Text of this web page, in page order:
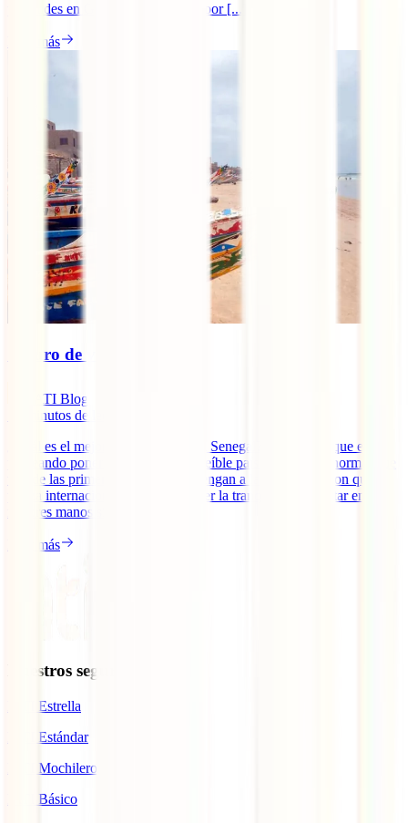
pirámides en Guiza hasta navegar por [...]
Leer más
Seguro de viaje a Senegal
IATI Blog
minutos de lectura
¿Cuál es el mejor seguro de viaje a Senegal? En caso de que estés
planeando poner rumbo a este increíble país africano, es normal que
una de las primeras cosas que te vengan a la cabeza sea con qué
póliza internacional viajar para tener la tranquilidad de estar en las
mejores manos si algo te [...]
Leer más
Nuestros seguros
IATI Estrella
IATI Estándar
IATI Mochilero
IATI Básico